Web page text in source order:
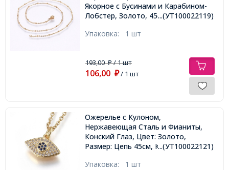
Якорное с Бусинами и Карабином-
Лобстер, Золото, 45смх1.5х0.4мм,
...(УТ100022119)
Упаковка: 1 шт
193,00₽/ 1 шт
106,00 ₽/ 1 шт
Ожерелье с Кулоном,
Нержавеющая Сталь и Фианиты,
Конский Глаз, Цвет: Золото,
Размер: Цепь 45см, Кулон:...(УТ100022121)
Упаковка: 1 шт